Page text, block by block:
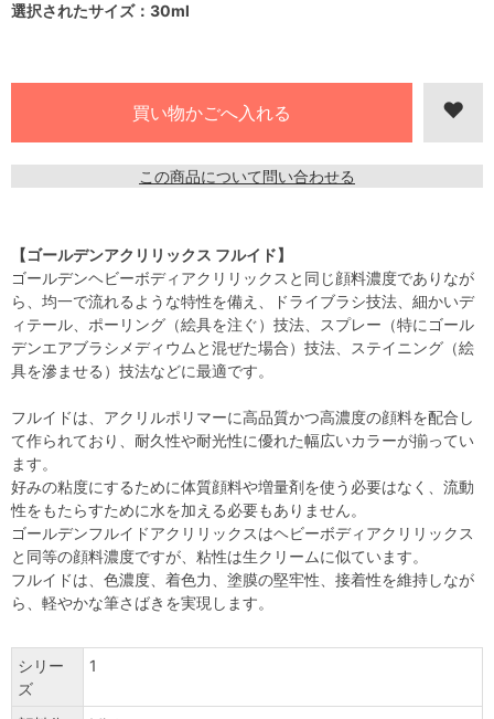
選択されたサイズ：30ml
この商品について問い合わせる
【ゴールデンアクリリックス フルイド】
ゴールデンヘビーボディアクリリックスと同じ顔料濃度でありなが
ら、均一で流れるような特性を備え、ドライブラシ技法、細かいデ
ィテール、ポーリング（絵具を注ぐ）技法、スプレー（特にゴール
デンエアブラシメディウムと混ぜた場合）技法、ステイニング（絵
具を滲ませる）技法などに最適です。
フルイドは、アクリルポリマーに高品質かつ高濃度の顔料を配合し
て作られており、耐久性や耐光性に優れた幅広いカラーが揃ってい
ます。
好みの粘度にするために体質顔料や増量剤を使う必要はなく、流動
性をもたらすために水を加える必要もありません。
ゴールデンフルイドアクリリックスはヘビーボディアクリリックス
と同等の顔料濃度ですが、粘性は生クリームに似ています。
フルイドは、色濃度、着色力、塗膜の堅牢性、接着性を維持しなが
ら、軽やかな筆さばきを実現します。
シリー
ズ
1